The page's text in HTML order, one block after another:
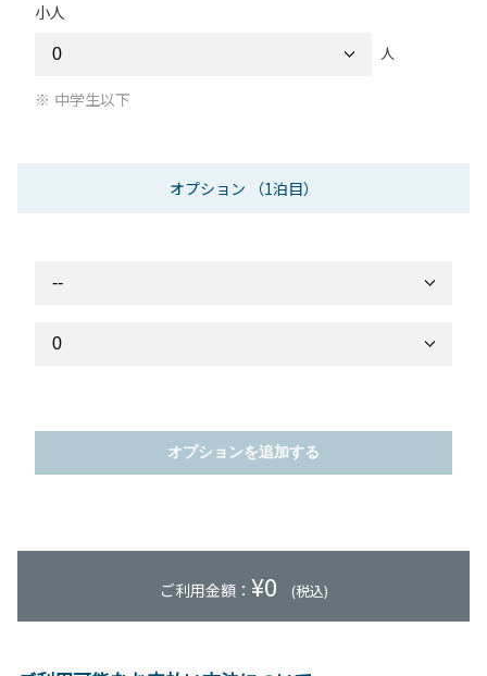
小人
人
中学生以下
オプション （1泊目）
オプションを追加する
ご利用金額： ¥0 (税込)